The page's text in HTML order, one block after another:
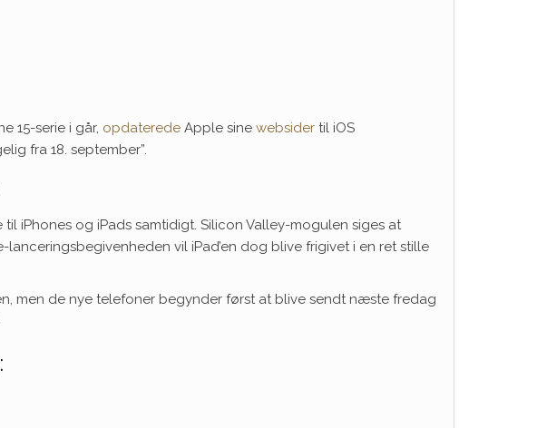
15-serie i går, opdaterede Apple sine websider til iOS
fra 18. september”.
iPhones og iPads samtidigt. Silicon Valley-mogulen siges at
vil iPad’en dog blive frigivet i en ret stille
men de nye telefoner begynder først at blive sendt næste fredag